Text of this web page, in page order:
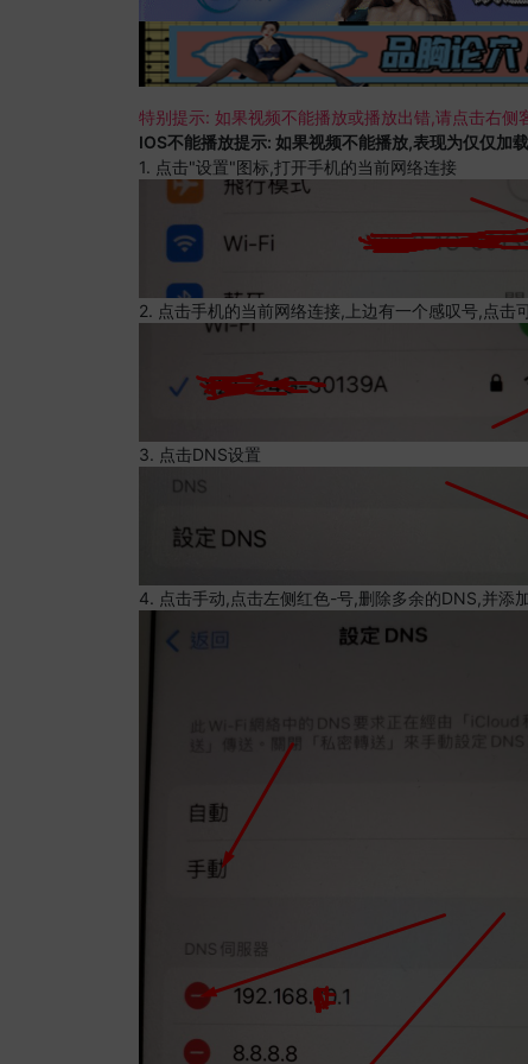
特别提示: 如果视频不能播放或播放出错,请点击右侧
IOS不能播放提示: 如果视频不能播放,表现为仅仅加
1. 点击"设置"图标,打开手机的当前网络连接
2. 点击手机的当前网络连接,上边有一个感叹号,点击
3. 点击DNS设置
4. 点击手动,点击左侧红色-号,删除多余的DNS,并添